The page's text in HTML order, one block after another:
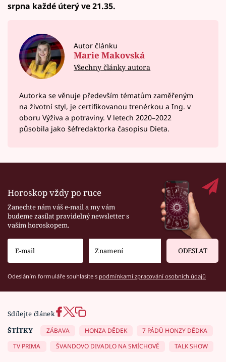
srpna každé úterý ve 21.35.
Autor článku
Marie Makovská
Všechny články autora
Autorka se věnuje především tématům zaměřeným
na životní styl, je certifikovanou trenérkou a Ing. v
oboru Výživa a potraviny. V letech 2020–⁠2022
působila jako šéfredaktorka časopisu Dieta.
Horoskop vždy po ruce
Zanechte nám váš e-mail a my vám
budeme zasílat pravidelný newsletter s
vaším horoskopem.
ODESLAT
Odesláním formuláře souhlasíte s podmínkami zpracování osobních údajů
Sdílejte článek
ŠTÍTKY
ZÁBAVA HONZA DĚDEK
7 PÁDŮ HONZY DĚDKA
TV PRIMA
ŠVANDOVO DIVADLO NA SMÍCHOVĚ TALK SHOW